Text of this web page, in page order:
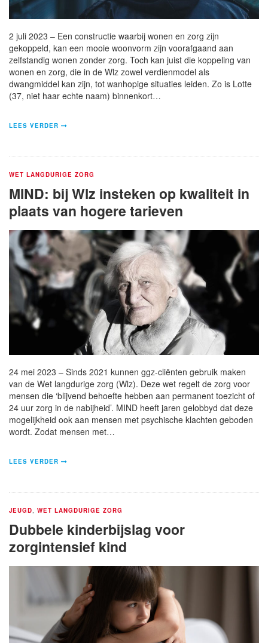
2 juli 2023 – Een constructie waarbij wonen en zorg zijn
gekoppeld, kan een mooie woonvorm zijn voorafgaand aan
zelfstandig wonen zonder zorg. Toch kan juist die koppeling van
wonen en zorg, die in de Wlz zowel verdienmodel als
dwangmiddel kan zijn, tot wanhopige situaties leiden. Zo is Lotte
(37, niet haar echte naam) binnenkort…
LEES VERDER
WET LANGDURIGE ZORG
MIND: bij Wlz insteken op kwaliteit in
plaats van hogere tarieven
24 mei 2023 – Sinds 2021 kunnen ggz-cliënten gebruik maken
van de Wet langdurige zorg (Wlz). Deze wet regelt de zorg voor
mensen die ‘blijvend behoefte hebben aan permanent toezicht of
24 uur zorg in de nabijheid’. MIND heeft jaren gelobbyd dat deze
mogelijkheid ook aan mensen met psychische klachten geboden
wordt. Zodat mensen met…
LEES VERDER
JEUGD, WET LANGDURIGE ZORG
Dubbele kinderbijslag voor
zorgintensief kind